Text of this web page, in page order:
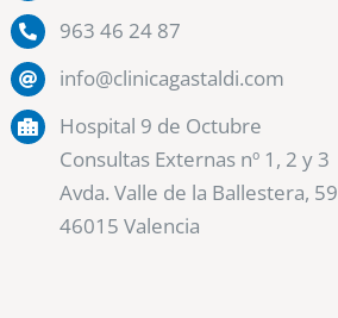
963 46 24 87
info@clinicagastaldi.com
Hospital 9 de Octubre
Consultas Externas nº 1, 2 y 3
Avda. Valle de la Ballestera, 59
46015 Valencia